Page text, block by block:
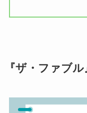
『ザ・ファブ